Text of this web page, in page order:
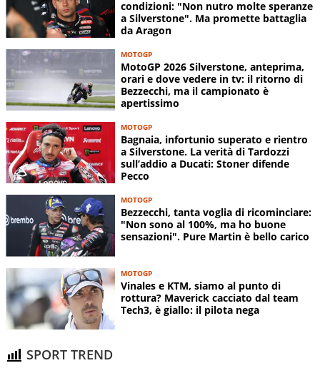
condizioni: "Non nutro molte speranze
a Silverstone". Ma promette battaglia
da Aragon
MOTOGP
MotoGP 2026 Silverstone, anteprima,
orari e dove vedere in tv: il ritorno di
Bezzecchi, ma il campionato è
apertissimo
MOTOGP
Bagnaia, infortunio superato e rientro
a Silverstone. La verità di Tardozzi
sull’addio a Ducati: Stoner difende
Pecco
MOTOGP
Bezzecchi, tanta voglia di ricominciare:
"Non sono al 100%, ma ho buone
sensazioni". Pure Martin è bello carico
MOTOGP
Vinales e KTM, siamo al punto di
rottura? Maverick cacciato dal team
Tech3, è giallo: il pilota nega
SPORT TREND